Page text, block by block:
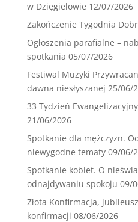
w Dzięgielowie 12/07/2026
Zakończenie Tygodnia
Ogłoszenia parafialne –
spotkania 05/07/2026
Festiwal Muzyki
dawna niesłyszanej 25/06/
33 Tydzień
21/06/2026
Spotkanie dla mężczyzn.
niewygodne tematy 09/06/
Spotkanie kobiet. O
odnajdywaniu spokoju 09/
Złota Konfirmacja,
konfirmacji 08/06/2026